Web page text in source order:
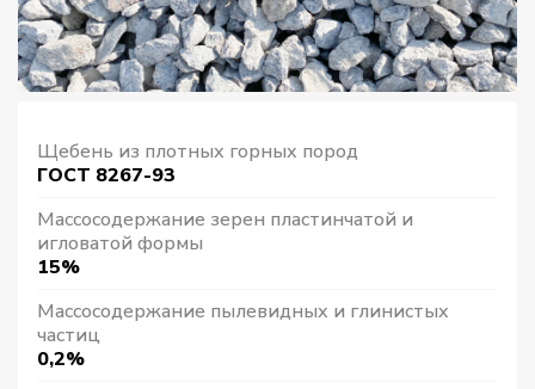
Щебень из плотных горных пород
ГОСТ 8267-93
Массосодержание зерен пластинчатой и
игловатой формы
15%
Массосодержание пылевидных и глинистых
частиц
0,2%